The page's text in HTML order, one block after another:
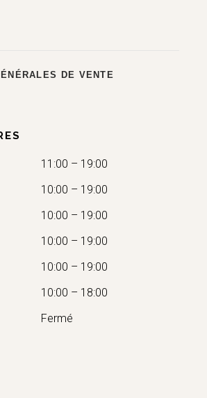
DE VENTE
11:00 – 19:00
10:00 – 19:00
10:00 – 19:00
10:00 – 19:00
10:00 – 19:00
10:00 – 18:00
Fermé